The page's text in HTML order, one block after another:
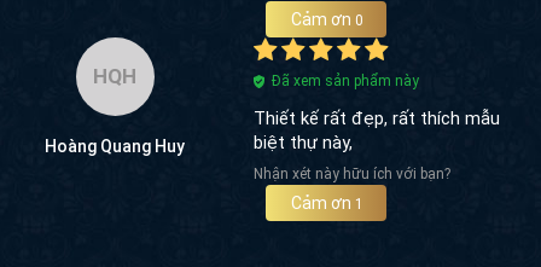
Cảm ơn 0
HQH
Hoàng Quang Huy
Đã xem sản phẩm này
Thiết kế rất đẹp, rất thích mẫu
biệt thự này,
Nhận xét này hữu ích với bạn?
Cảm ơn 1